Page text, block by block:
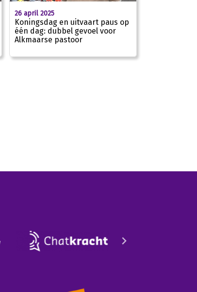
26 april 2025
Koningsdag en uitvaart paus op
één dag: dubbel gevoel voor
Alkmaarse pastoor